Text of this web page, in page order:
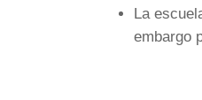
La
embargo